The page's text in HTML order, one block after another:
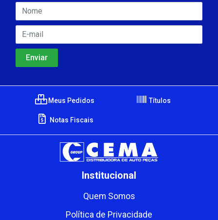
Meus Pedidos Títulos
Notas Fiscais
Institucional
Quem Somos
Política de Privacidade